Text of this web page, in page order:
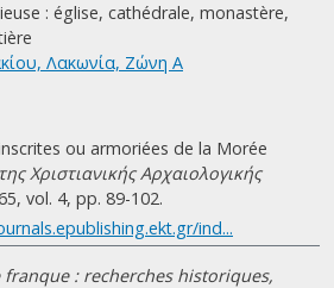
: église, cathédrale, monastère,
Λακωνία, Ζώνη Α
ou armoriées de la Morée
Χριστιανικής Αρχαιολογικής
vol. 4, pp. 89-102.
ind...
franque : recherches historiques,